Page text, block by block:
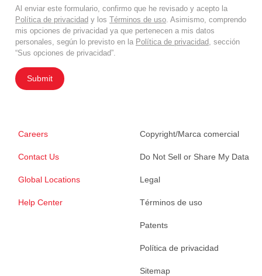
Al enviar este formulario, confirmo que he revisado y acepto la
Política de privacidad y los Términos de uso . Asimismo, comprendo
mis opciones de privacidad ya que pertenecen a mis datos
personales, según lo previsto en la Política de privacidad , sección
“Sus opciones de privacidad”.
Submit
Careers
Contact Us
Global Locations
Help Center
Copyright/Marca comercial
Do Not Sell or Share My Data
Legal
Términos de uso
Patents
Política de privacidad
Sitemap